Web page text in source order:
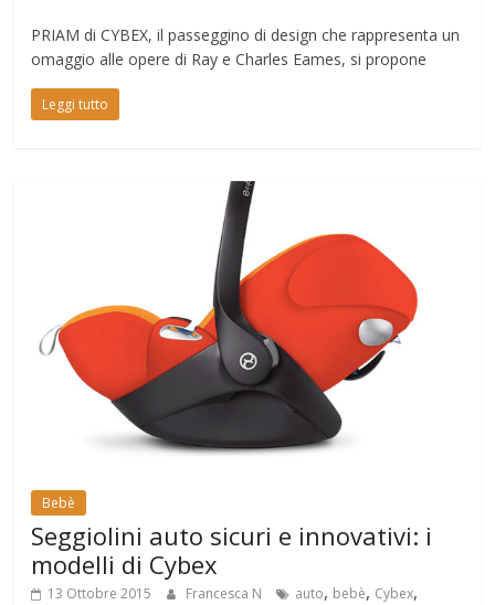
PRIAM di CYBEX, il passeggino di design che rappresenta un
omaggio alle opere di Ray e Charles Eames, si propone
Leggi tutto
Bebè
Seggiolini auto sicuri e innovativi: i
modelli di Cybex
13 Ottobre 2015 Francesca N auto, bebè, Cybex,